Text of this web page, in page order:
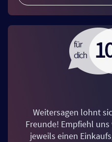
Weitersagen lohnt
Freunde! Empfiehl
jeweils einen